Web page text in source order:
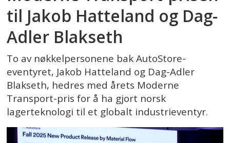
til Jakob Hatteland og Dag-
Adler Blakseth
To av nøkkelpersonene bak AutoStore-
eventyret, Jakob Hatteland og Dag-Adler
Blakseth, hedres med årets Moderne
Transport-pris for å ha gjort norsk
lagerteknologi til et globalt industrieventyr.